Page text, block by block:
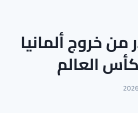
خروج ألمانيا
العالم